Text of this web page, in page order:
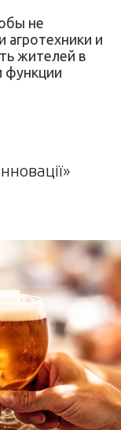
не
агротехники и
жителей в
функции